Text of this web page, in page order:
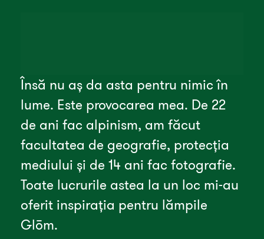
Însă nu aș da asta pentru nimic în
lume. Este provocarea mea. De 22
de ani fac alpinism, am făcut
facultatea de geografie, protecția
mediului și de 14 ani fac fotografie.
Toate lucrurile astea la un loc mi-au
oferit inspirația pentru lămpile
Glōm.